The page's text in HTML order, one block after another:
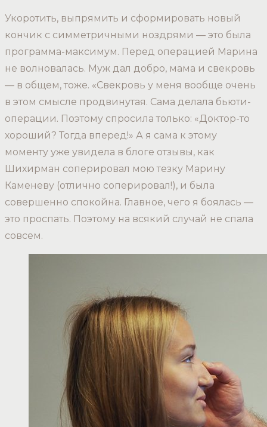
Укоротить, выпрямить и сформировать новый
кончик с симметричными ноздрями — это была
программа-максимум. Перед операцией Марина
не волновалась. Муж дал добро, мама и свекровь
— в общем, тоже. «Свекровь у меня вообще очень
в этом смысле продвинутая. Сама делала бьюти-
операции. Поэтому спросила только: «Доктор-то
хороший? Тогда вперед!» А я сама к этому
моменту уже увидела в блоге отзывы, как
Шихирман соперировал мою тезку Марину
Каменеву (отлично соперировал!), и была
совершенно спокойна. Главное, чего я боялась —
это проспать. Поэтому на всякий случай не спала
совсем.